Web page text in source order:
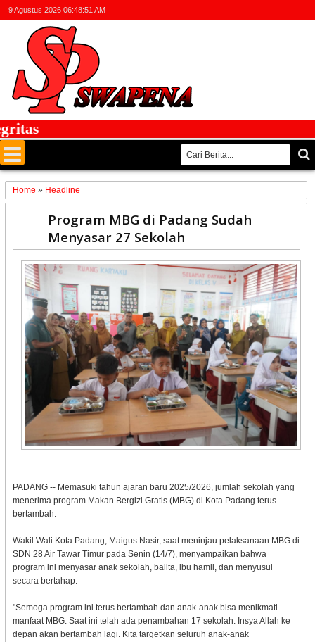
9 Agustus 2026 06:48:52 AM
Home » Headline
Program MBG di Padang Sudah
Menyasar 27 Sekolah
PADANG -- Memasuki tahun ajaran baru 2025/2026, jumlah sekolah yang
menerima program Makan Bergizi Gratis (MBG) di Kota Padang terus
bertambah.
Wakil Wali Kota Padang, Maigus Nasir, saat meninjau pelaksanaan MBG di
SDN 28 Air Tawar Timur pada Senin (14/7), menyampaikan bahwa
program ini menyasar anak sekolah, balita, ibu hamil, dan menyusui
secara bertahap.
"Semoga program ini terus bertambah dan anak-anak bisa menikmati
manfaat MBG. Saat ini telah ada penambahan 17 sekolah. Insya Allah ke
depan akan bertambah lagi. Kita targetkan seluruh anak-anak